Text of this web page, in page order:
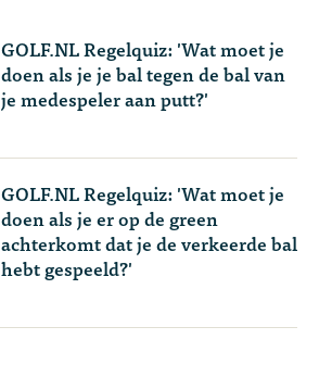
GOLF.NL Regelquiz: 'Wat moet je
doen als je je bal tegen de bal van
je medespeler aan putt?'
GOLF.NL Regelquiz: 'Wat moet je
doen als je er op de green
achterkomt dat je de verkeerde bal
hebt gespeeld?'